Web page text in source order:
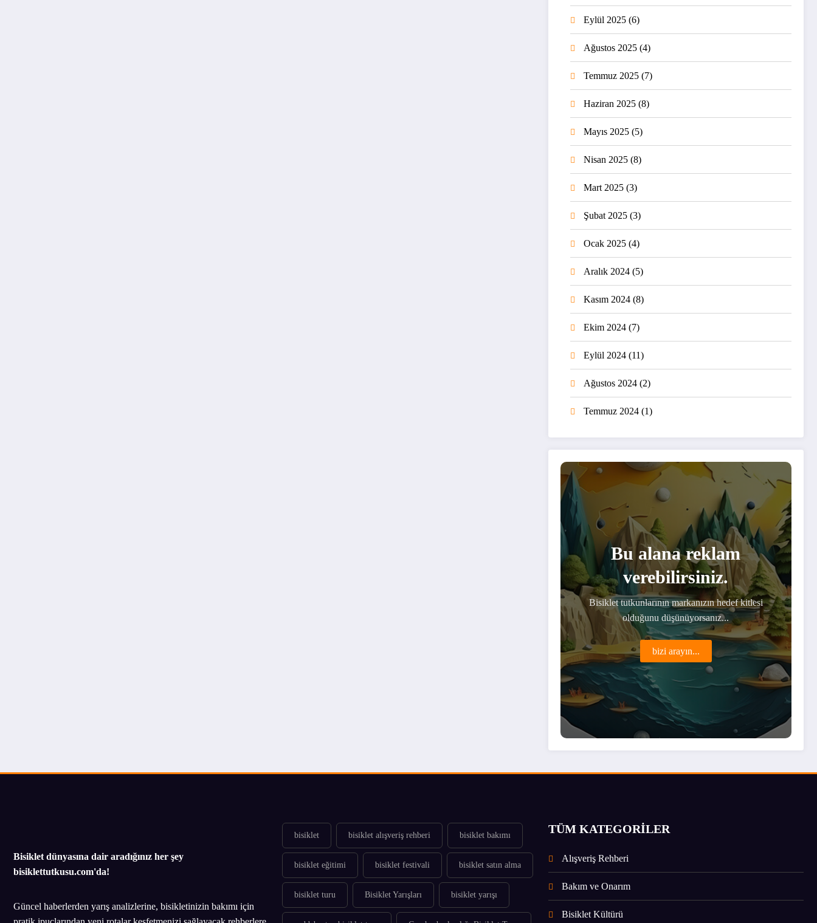
Eylül 2025 (6)
Ağustos 2025 (4)
Temmuz 2025 (7)
Haziran 2025 (8)
Mayıs 2025 (5)
Nisan 2025 (8)
Mart 2025 (3)
Şubat 2025 (3)
Ocak 2025 (4)
Aralık 2024 (5)
Kasım 2024 (8)
Ekim 2024 (7)
Eylül 2024 (11)
Ağustos 2024 (2)
Temmuz 2024 (1)
Bu alana reklam
verebilirsiniz.
Bisiklet tutkunlarının markanızın hedef kitlesi
olduğunu düşünüyorsanız...
bizi arayın...
Bisiklet dünyasına dair aradığınız her şey
bisiklettutkusu.com'da!
Güncel haberlerden yarış analizlerine, bisikletinizin bakımı için
bisiklet bisiklet alışveriş rehberi bisiklet bakımı
bisiklet eğitimi bisiklet festivali bisiklet satın alma
bisiklet turu Bisiklet Yarışları bisiklet yarışı
TÜM KATEGORİLER
Alışveriş Rehberi
Bakım ve Onarım
Bisiklet Kültürü